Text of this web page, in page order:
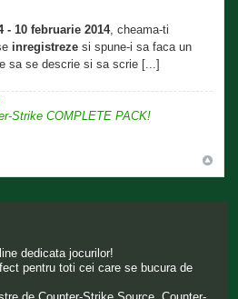
- 10 februarie 2014, cheama-ti
inregistreze si spune-i sa faca un
sa se descrie si sa scrie [...]
Strike COMPLETE PACK!
dedicata jocurilor!
pentru toti cei care se bucura de